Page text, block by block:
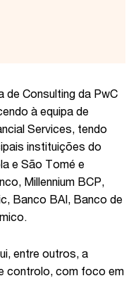
de Consulting da PwC
à equipa de
Services, tendo
instituições do
e São Tomé e
Millennium BCP,
Banco BAI, Banco de
entre outros, a
controlo, com foco em